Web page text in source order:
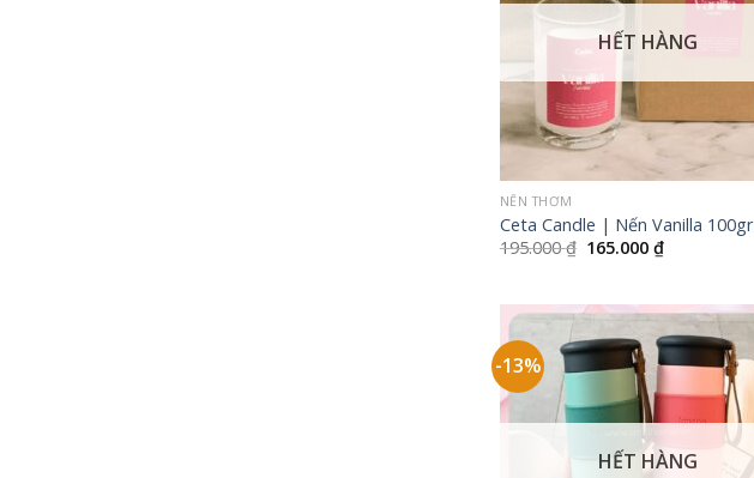
HẾT HÀNG
NẾN THƠM
Ceta Candle | Nến Vanilla 100gr
195.000₫ Giá
165.000₫Giá
165.000 ₫.
-13%
HẾT HÀNG